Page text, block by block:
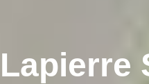
Lapierre